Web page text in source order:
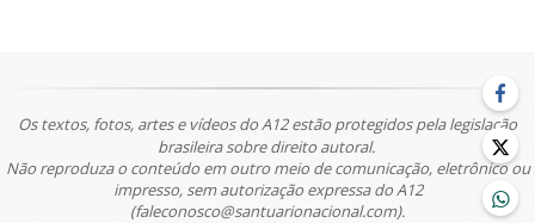
Os textos, fotos, artes e vídeos do A12 estão protegidos pela legislação
brasileira sobre direito autoral.
Não reproduza o conteúdo em outro meio de comunicação, eletrônico ou
impresso, sem autorização expressa do A12
(faleconosco@santuarionacional.com).